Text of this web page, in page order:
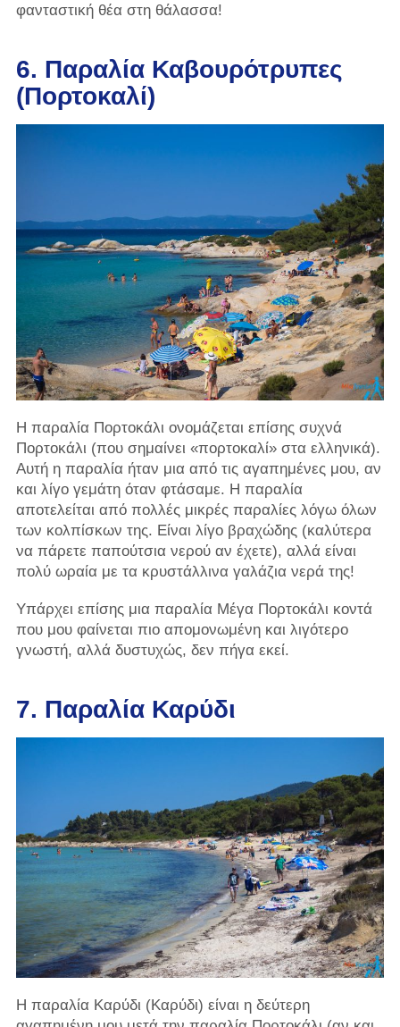
φανταστική θέα στη θάλασσα!
6. Παραλία Καβουρότρυπες
(Πορτοκαλί)
Η παραλία Πορτοκάλι ονομάζεται επίσης συχνά
Πορτοκάλι (που σημαίνει «πορτοκαλί» στα ελληνικά).
Αυτή η παραλία ήταν μια από τις αγαπημένες μου, αν
και λίγο γεμάτη όταν φτάσαμε. Η παραλία
αποτελείται από πολλές μικρές παραλίες λόγω όλων
των κολπίσκων της. Είναι λίγο βραχώδης (καλύτερα
να πάρετε παπούτσια νερού αν έχετε), αλλά είναι
πολύ ωραία με τα κρυστάλλινα γαλάζια νερά της!
Υπάρχει επίσης μια παραλία Μέγα Πορτοκάλι κοντά
που μου φαίνεται πιο απομονωμένη και λιγότερο
γνωστή, αλλά δυστυχώς, δεν πήγα εκεί.
7. Παραλία Καρύδι
Η παραλία Καρύδι (Καρύδι) είναι η δεύτερη